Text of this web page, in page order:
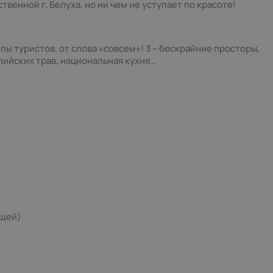
г. Белуха, но ни чем не уступает по красоте!
туристов, от слова «совсем»! 3 – бескрайние просторы,
трав, национальная кухня…